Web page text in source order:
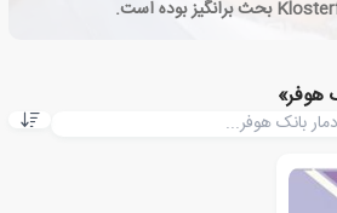
هوفر»